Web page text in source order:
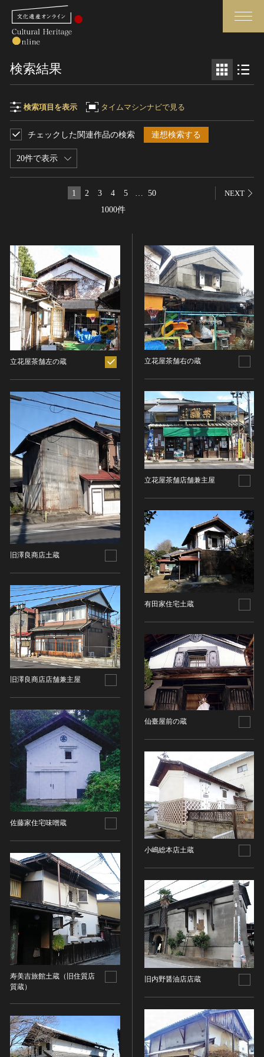
さらに詳細検索
トップ
全国の美術館・博物館
世界遺産
無形文化遺産
動画で見る無形の文化財
媒体資料・関連記事等
博物館、美術館の皆さまへ
お知らせ一覧
ヘルプ
このサイトについて
関連サイトリンク
サイトマップ
サイトのご意見はこちら
国指定文化財等データベース
検索結果
検索項目を表示 タイムマシンナビで見る
20件で表示
チェックした関連作品の検索 連想検索する
1000件
1 2 3 4 5 50 NEXT
立花屋茶舗左の蔵
旧澤良商店土蔵
旧澤良商店店舗兼主屋
佐藤家住宅味噌蔵
寿美吉旅館土蔵（旧住質店
質蔵）
立花屋茶舗右の蔵
立花屋茶舗店舗兼主屋
有田家住宅土蔵
仙臺屋前の蔵
小嶋総本店土蔵
旧内野醤油店店蔵
検索項目
フリーワード
制作者名
時代
時代を選択
旧石器 [日本]
古墳 [日本]
飛鳥 [日本]
奈良 [日本]
平安 [日本]
鎌倉 [日本]
南北朝 [日本]
室町 [日本]
安土・桃山 [日本]
江戸 [日本]
昭和 [日本]
平成 [日本]
令和 [日本]
旧石器 [朝鮮半島]
新石器 [朝鮮半島]
青銅器 [朝鮮半島]
鉄器 [朝鮮半島]
原三国・朝鮮三国 [朝鮮半島]
原三国・朝鮮三国 [朝鮮半島]
新羅 [朝鮮半島]
高麗 [朝鮮半島]
朝鮮 [朝鮮半島]
近現代 [朝鮮半島]
旧石器 [中国]
新石器 [中国]
殷（商） [中国]
周 [中国]
春秋時代 [中国]
戦国時代 [中国]
秦 [中国]
漢 [中国]
三国 [中国]
晋 [中国]
隋 [中国]
唐 [中国]
建造物
宗教建築
城郭建築
住居建築
近世以前その他
近代その他
絵画
日本画
油彩画
その他
版画
木版画
銅版画
リトグラフ（石版画）
シルクスクリーン
その他
彫刻
木像
金属像
石像
石膏像
工芸品
金工
漆工
染織
陶磁
ガラス
その他
その他の美術
写真
デザイン
書
石器・石製品類
土器・土製品類
所在地（都道府県）
所在地（都道府県）を選択
所在地（市区町村）
所在地（市区町村）を選択
所蔵館
指定区分
国宝
重要文化財
登録有形文化財
重要無形文化財
登録無形文化財
記録作成等の措置を講ずべき無形文化財
登録無形民俗文化財
記録作成等の措置を講ずべき無形の民俗文化財
名勝
天然記念物
特別史跡
特別名勝
重要文化的景観
重要伝統的建造物群保存地区
選定保存技術
未指定
有形文化財(建造物)
有形文化財(美術工芸品)
無形文化財
民俗文化財(有形民俗文化財)
民俗文化財(無形民俗文化財)
記念物(史跡)
記念物(名勝)
記念物(天然記念物)
伝統的建造物群保存地区
メディア（動画等）
メディア（動画等）を選択
動画
高画質画像
画像ライセンス
画像ライセンスを選択
CC BY（表示）
CC BY-SA（表示—継承）
CC BY-ND（表示—改変禁止）
CC BY-NC（表示—非営利）
CC BY-NC-SA（表示—非営利—継承）
CC BY-NC-ND（表示—非営利—改変禁止）
IN COPYRIGHT（著作権あり）
IN COPYRIGHT - EU ORPHAN WORK（著作権あり-
IN COPYRIGHT - EDUCATIONAL USE
PERMITTED（著作権あり-教育目的の利用可）
IN COPYRIGHT - NONCOMMERCIAL USE
PERMITTED（著作権あり-非営利目的の利用可）
IN COPYRIGHT - RIGHTSHOLDER(S) UNLOCATABLE
OR UNIDENTIFIABLE（著作権あり-著作権者不明）
NO COPYRIGHT - CONTRACTUAL
RESTRICTIONS（著作権なし-契約による制限あり）
NO COPYRIGHT - NONCOMMERCIAL USE ONLY（著
NO COPYRIGHT - OTHER KNOWN LEGAL
RESTRICTIONS（著作権なし-他の法的制限あり）
NO COPYRIGHT - UNITED STATES（著作権なし-米国
の法律上）
検索する
20件で表示
入力情報をクリア
連想検索
連想検索する
20件で表示